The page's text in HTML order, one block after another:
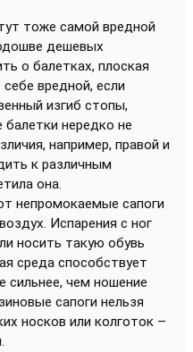
тоже самой вредной
дешевых
о балетках, плоская
вредной, если
изгиб стопы,
нередко не
например, правой и
к различным
она.
непромокаемые сапоги
Испарения с ног
носить такую обувь
среда способствует
сильнее, чем ношение
сапоги нельзя
носков или колготок –